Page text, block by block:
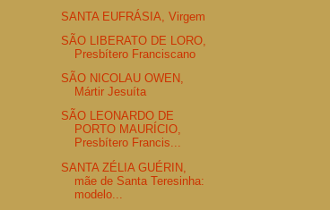
SANTA EUFRÁSIA, Virgem
SÃO LIBERATO DE LORO,
Presbítero Franciscano
SÃO NICOLAU OWEN,
Mártir Jesuíta
SÃO LEONARDO DE
PORTO MAURÍCIO,
Presbítero Francis...
SANTA ZÉLIA GUÉRIN,
mãe de Santa Teresinha:
modelo...